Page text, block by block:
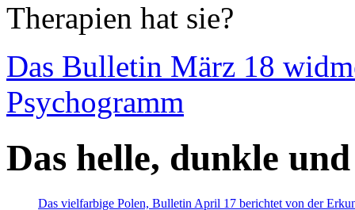
Therapien hat sie?
Das Bulletin März 18
Psychogramm
Das helle, dunkle
Das vielfarbige Polen, Bulletin April 17 berichtet von der